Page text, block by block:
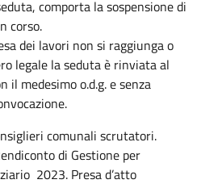
comporta la sospensione di
corso.
dei lavori non si raggiunga o
legale la seduta è rinviata al
il medesimo o.d.g. e senza
comunali scrutatori.
di Gestione per
2023. Presa d’atto